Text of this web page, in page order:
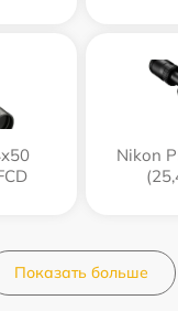
Nikon
Показать больше